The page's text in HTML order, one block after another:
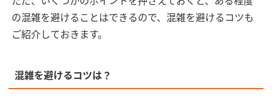
の混雑を避けることはできるので、混雑を避けるコツも
ご紹介しておきます。
混雑を避けるコツは？